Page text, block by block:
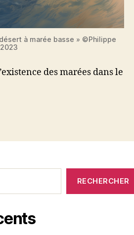
à marée basse » ©Philippe
des marées dans le
RECHERCHER